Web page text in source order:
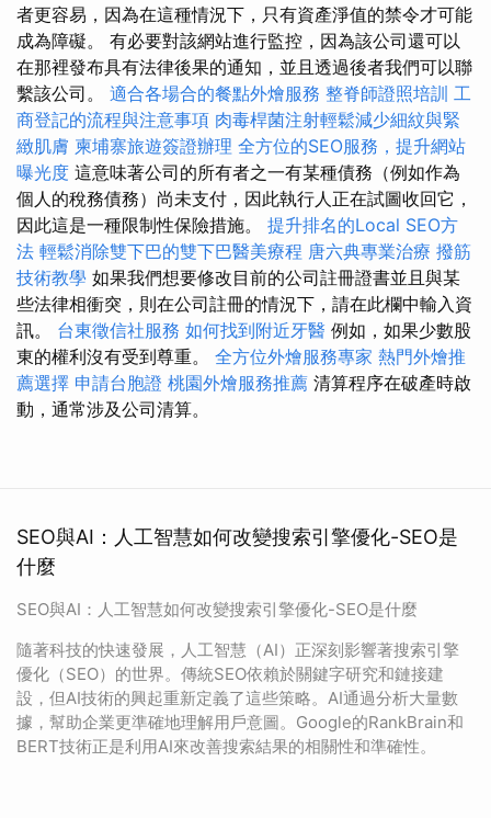
者更容易，因為在這種情況下，只有資產淨值的禁令才可能
成為障礙。 有必要對該網站進行監控，因為該公司還可以
在那裡發布具有法律後果的通知，並且透過後者我們可以聯
繫該公司。 適合各場合的餐點外燴服務 整脊師證照培訓 工
商登記的流程與注意事項 肉毒桿菌注射輕鬆減少細紋與緊
緻肌膚 柬埔寨旅遊簽證辦理 全方位的SEO服務，提升網站
曝光度 這意味著公司的所有者之一有某種債務（例如作為
個人的稅務債務）尚未支付，因此執行人正在試圖收回它，
因此這是一種限制性保險措施。 提升排名的Local SEO方
法 輕鬆消除雙下巴的雙下巴醫美療程 唐六典專業治療 撥筋
技術教學 如果我們想要修改目前的公司註冊證書並且與某
些法律相衝突，則在公司註冊的情況下，請在此欄中輸入資
訊。 台東徵信社服務 如何找到附近牙醫 例如，如果少數股
東的權利沒有受到尊重。 全方位外燴服務專家 熱門外燴推
薦選擇 申請台胞證 桃園外燴服務推薦 清算程序在破產時啟
動，通常涉及公司清算。
SEO與AI：人工智慧如何改變搜索引擎優化-SEO是
什麼
SEO與AI：人工智慧如何改變搜索引擎優化-SEO是什麼
隨著科技的快速發展，人工智慧（AI）正深刻影響著搜索引擎
優化（SEO）的世界。傳統SEO依賴於關鍵字研究和鏈接建
設，但AI技術的興起重新定義了這些策略。AI通過分析大量數
據，幫助企業更準確地理解用戶意圖。Google的RankBrain和
BERT技術正是利用AI來改善搜索結果的相關性和準確性。